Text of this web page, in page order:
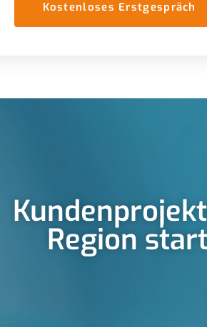
Kostenloses Erstgespräch
Region